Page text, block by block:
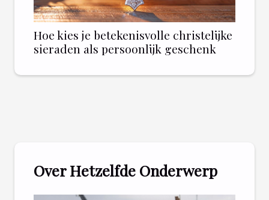
Hoe kies je betekenisvolle christelijke
sieraden als persoonlijk geschenk
Over Hetzelfde Onderwerp